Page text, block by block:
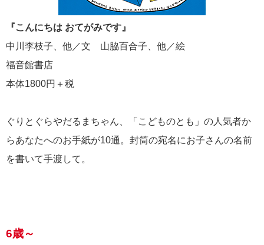
『こんにちは おてがみです』
中川李枝子、他／文 山脇百合子、他／絵
福音館書店
本体1800円＋税
ぐりとぐらやだるまちゃん、「こどものとも」の人気者か
らあなたへのお手紙が10通。封筒の宛名にお子さんの名前
を書いて手渡して。
6歳～